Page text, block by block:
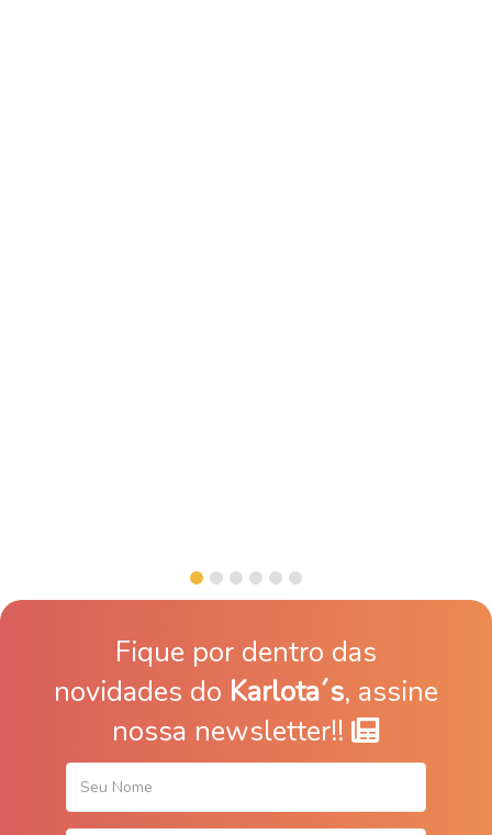
Fique por dentro das
novidades do Karlota´s, assine
nossa newsletter!!